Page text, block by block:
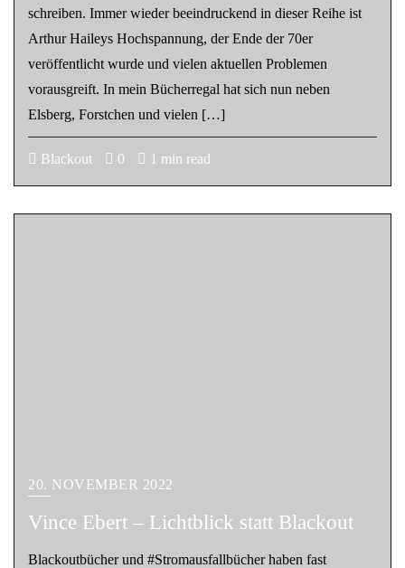
schreiben. Immer wieder beeindruckend in dieser Reihe ist
Arthur Haileys Hochspannung, der Ende der 70er
veröffentlicht wurde und vielen aktuellen Problemen
vorausgreift. In mein Bücherregal hat sich nun neben
Elsberg, Forstchen und vielen […]
Blackout 0 1 min read
20. NOVEMBER 2022
Vince Ebert – Lichtblick statt Blackout
Blackoutbücher und #Stromausfallbücher haben fast